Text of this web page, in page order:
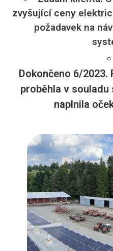
zvyšující ceny
požadavek na
Dokončeno 6/2023.
proběhla v souladu
naplnila